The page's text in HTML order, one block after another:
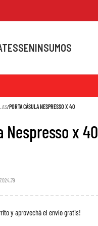
INSUMOS
/PORTA CÁSULA NESPRESSO X 40
Nespresso x 40
y aprovechá el envío gratis!